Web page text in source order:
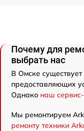
Почему для
выбрать нас
В Омске
предоставляющих
Однако наш
Мы ремонтируем
ремонту техники